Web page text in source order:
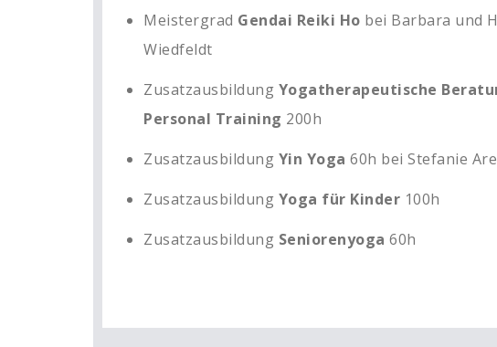
Meistergrad Gendai Reiki Ho bei Barbara und
Wiedfeldt
Zusatzausbildung Yogatherapeutische
Personal Training 200h
Zusatzausbildung Yin Yoga 60h bei Stefanie
Zusatzausbildung Yoga für Kinder 100h
Zusatzausbildung Seniorenyoga 60h